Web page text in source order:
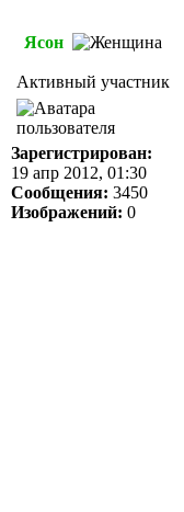
Ясон
Активный участник
Зарегистрирован:
19 апр 2012, 01:30
Сообщения: 3450
Изображений: 0